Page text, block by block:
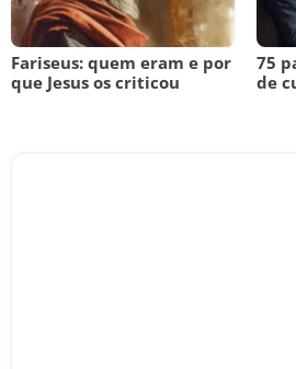
Fariseus: quem eram e por
que Jesus os criticou
75
de